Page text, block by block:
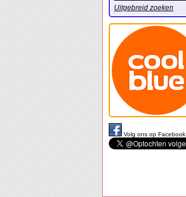
Uitgebreid zoeken
Volg ons op Facebook